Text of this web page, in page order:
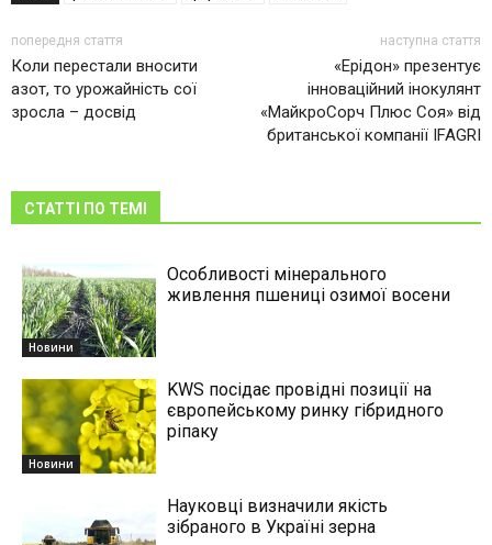
попередня стаття
Коли перестали вносити
азот, то урожайність сої
зросла – досвід
наступна стаття
«Ерідон» презентує
інноваційний інокулянт
«МайкроСорч Плюс Соя» від
британської компанії IFAGRI
СТАТТІ ПО ТЕМІ
Новини
Особливості мінерального
живлення пшениці озимої восени
Новини
KWS посідає провідні позиції на
європейському ринку гібридного
ріпаку
Науковці визначили якість
зібраного в Україні зерна